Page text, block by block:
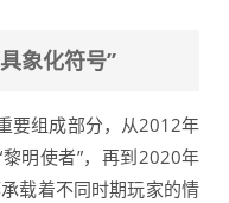
象化符号”
要组成部分，从2012年
明使者”，再到2020年
载着不同时期玩家的情